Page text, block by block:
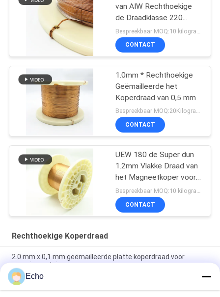
van AIW Rechthoekige
de Draadklasse 220
2.0*1.0mm
CONTACT
1.0mm * Rechthoekige
Geëmailleerde het
Koperdraad van 0,5 mm
Bespreekbaar MOQ:20Kilogram/Kilograms
CONTACT
UEW 180 de Super dun
1.2mm Vlakke Draad van
het Magneetkoper voor
het Winden
Bespreekbaar MOQ:10 kilogram/Kilogram
CONTACT
Rechthoekige Koperdraad
2.0 mm x 0,1 mm geëmailleerde platte koperdraad voor
energievoertuigen
Super 1,8 mmx0,2 mm UL AIW Emaillebedekte koperen platte
draad voor motor
Echo